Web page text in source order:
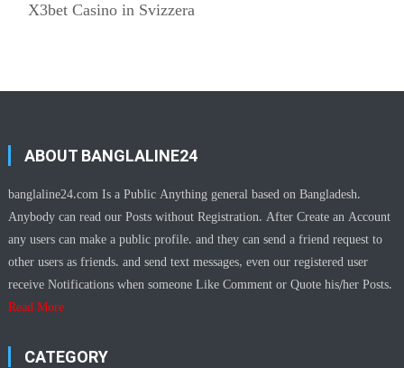
X3bet Casino in Svizzera
ABOUT BANGLALINE24
banglaline24.com Is a Public Anything general based on Bangladesh.
Anybody can read our Posts without Registration. After Create an Account
any users can make a public profile. and they can send a friend request to
other users as friends. and send text messages, even our registered user
receive Notifications when someone Like Comment or Quote his/her Posts.
Read More
CATEGORY